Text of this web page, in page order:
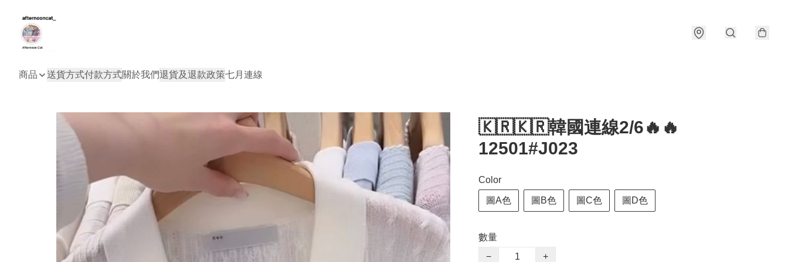
商品 送貨方式付款方式關於我們退貨及退款政策七月連線
🇰🇷🇰🇷韓國連線2/6🔥🔥
12501#J023
Color
圖A色 圖B色 圖C色 圖D色
數量
−
+